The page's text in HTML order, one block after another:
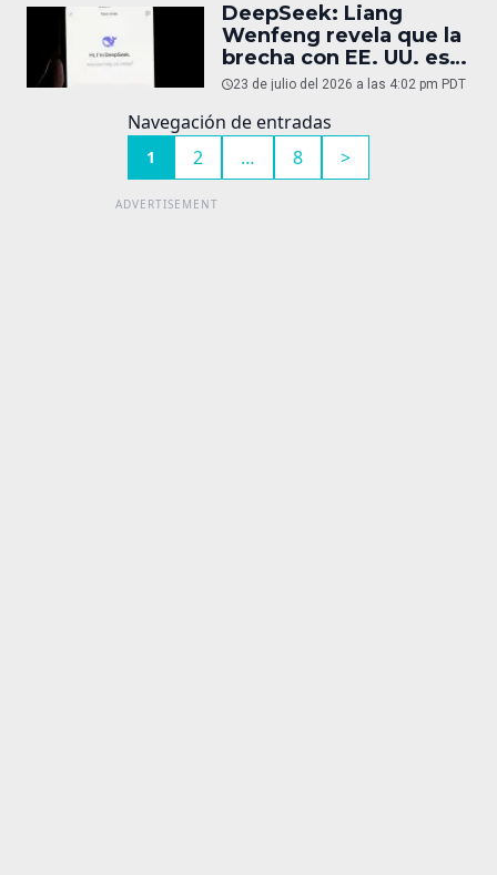
DeepSeek: Liang
Wenfeng revela que la
brecha con EE. UU. es
de cómputo
23 de julio del 2026 a las 4:02 pm PDT
Navegación de entradas
1 2 … 8 >